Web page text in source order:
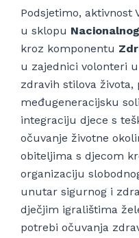
Podsjetimo, aktivnost
u sklopu
kroz komponentu
u zajednici volonteri
zdravih stilova života,
međugeneracijsku
integraciju djece s
očuvanje životne
obiteljima s djecom
organizaciju
unutar sigurnog i
dječjim igralištima
potrebi očuvanja